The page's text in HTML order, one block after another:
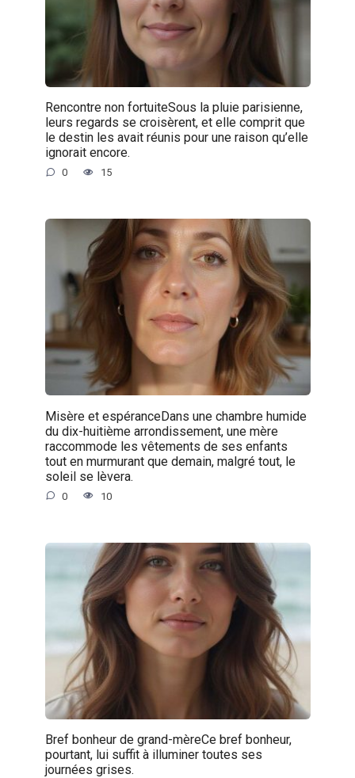
Rencontre non fortuiteSous la pluie parisienne,
leurs regards se croisèrent, et elle comprit que
le destin les avait réunis pour une raison qu’elle
ignorait encore.
0 15
Misère et espéranceDans une chambre humide
du dix-huitième arrondissement, une mère
raccommode les vêtements de ses enfants
tout en murmurant que demain, malgré tout, le
soleil se lèvera.
0 10
Bref bonheur de grand-mèreCe bref bonheur,
pourtant, lui suffit à illuminer toutes ses
journées grises.